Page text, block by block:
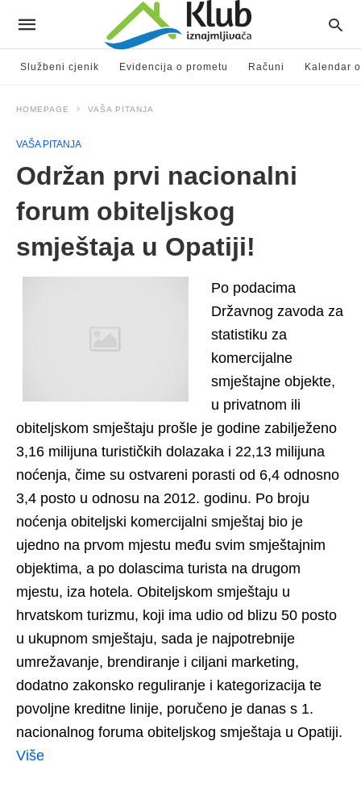
Službeni cjenik Evidencija o prometu Računi Kalendar
HOMEPAGE VAŠA PITANJA
VAŠA PITANJA
Održan prvi nacionalni
forum obiteljskog
smještaja u Opatiji!
Po podacima
Državnog zavoda za
statistiku za
komercijalne
smještajne objekte,
u privatnom ili
obiteljskom smještaju prošle je godine zabilježeno
3,16 milijuna turističkih dolazaka i 22,13 milijuna
noćenja, čime su ostvareni porasti od 6,4 odnosno
3,4 posto u odnosu na 2012. godinu. Po broju
noćenja obiteljski komercijalni smještaj bio je
ujedno na prvom mjestu među svim smještajnim
objektima, a po dolascima turista na drugom
mjestu, iza hotela. Obiteljskom smještaju u
hrvatskom turizmu, koji ima udio od blizu 50 posto
u ukupnom smještaju, sada je najpotrebnije
umrežavanje, brendiranje i ciljani marketing,
dodatno zakonsko reguliranje i kategorizacija te
povoljne kreditne linije, poručeno je danas s 1.
nacionalnog foruma obiteljskog smještaja u Opatiji.
Više